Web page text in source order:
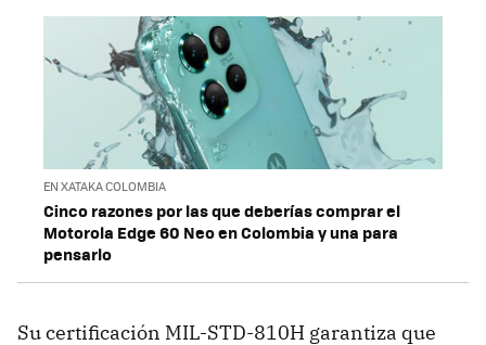
EN XATAKA COLOMBIA
Cinco razones por las que deberías comprar el
Motorola Edge 60 Neo en Colombia y una para
pensarlo
Su certificación MIL-STD-810H garantiza que